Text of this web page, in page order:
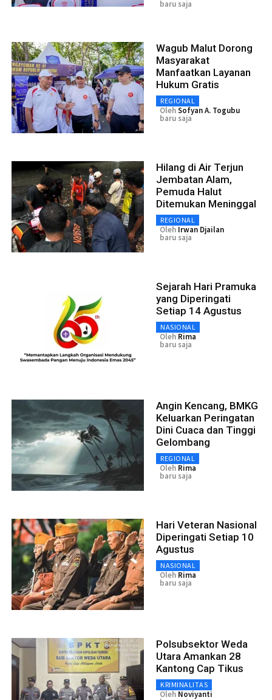
baru saja
Wagub Malut Dorong
Masyarakat
Manfaatkan Layanan
Hukum Gratis
REGIONAL
OlehSofyan A. Togubu
baru saja
Hilang di Air Terjun
Jembatan Alam,
Pemuda Halut
Ditemukan Meninggal
REGIONAL
Oleh Irwan Djailan
baru saja
Sejarah Hari Pramuka
yang Diperingati
Setiap 14 Agustus
NASIONAL
Oleh Rima
baru saja
Angin Kencang, BMKG
Keluarkan Peringatan
Dini Cuaca dan Tinggi
Gelombang
REGIONAL
Oleh Rima
baru saja
Hari Veteran Nasional
Diperingati Setiap 10
Agustus
NASIONAL
Oleh Rima
baru saja
Polsubsektor Weda
Utara Amankan 28
Kantong Cap Tikus
KRIMINALITAS
Oleh Noviyanti